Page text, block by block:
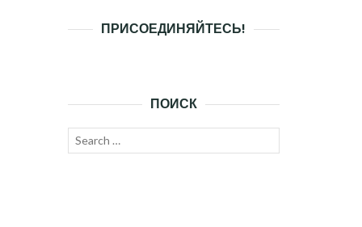
ПРИСОЕДИНЯЙТЕСЬ!
ПОИСК
Search